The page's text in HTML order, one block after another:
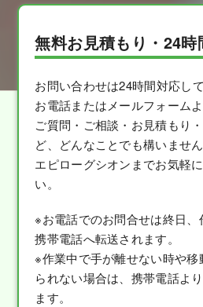
無料お見積もり・24時
お問い合わせは24時間対応して
お電話またはメールフォーム
ご質問・ご相談・お見積もり
ど、どんなことでも構いません
エピローグシオンまでお気軽
い。
※お電話でのお問合せは終日
携帯電話へ転送されます。
※作業中で手が離せない時や移
られない場合は、携帯電話よ
ます。